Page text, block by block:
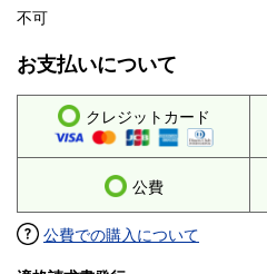
不可
お支払いについて
クレジットカード
公費
公費での購入について